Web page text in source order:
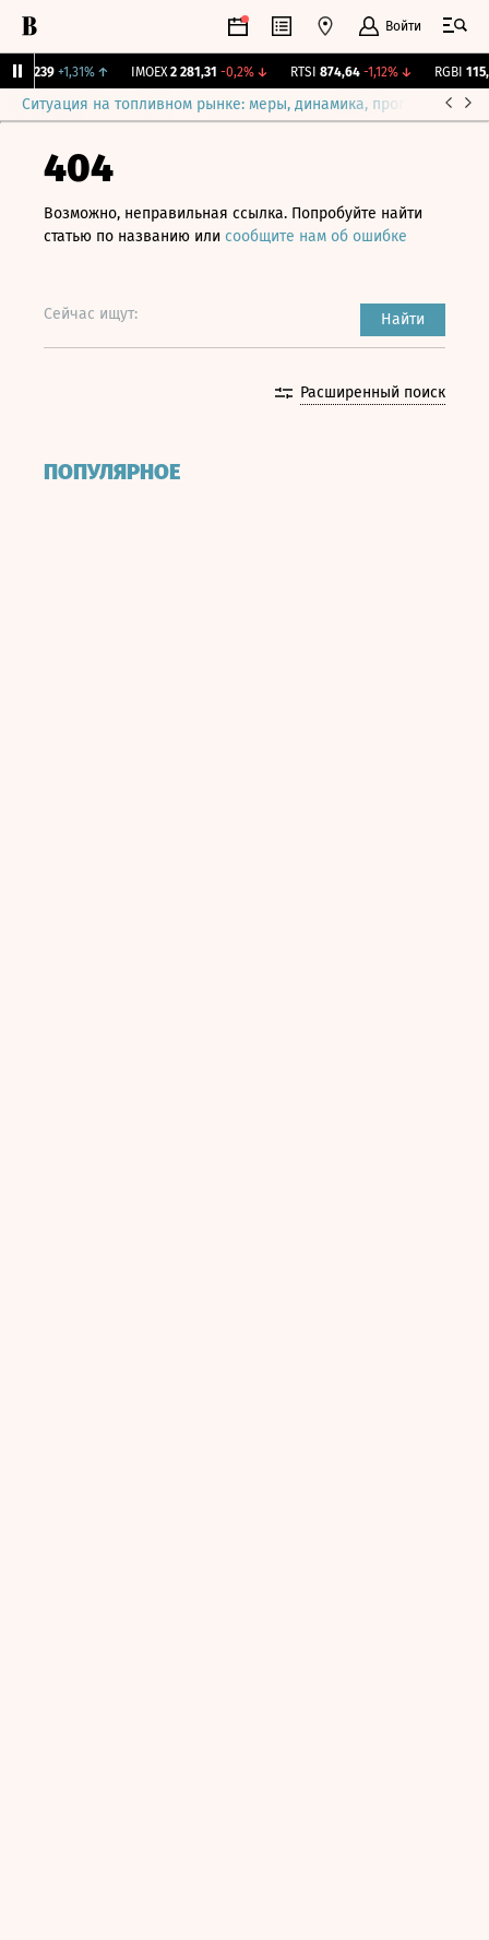
Войти
12,239 +1,31% ↑ IMOEX 2 281,31 -0,2%↓ RTSI 874,64 -1,12%↓ RGBI 115,3
Ситуация на топливном рынке: меры, динамика, прогнозы
404
Возможно, неправильная ссылка. Попробуйте найти
статью по названию или сообщите нам об ошибке
Сейчас ищут: Найти
Расширенный поиск
ПОПУЛЯРНОЕ